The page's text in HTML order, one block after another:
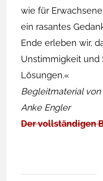
wie für
ein rasantes
Ende erleben wir,
Unstimmigkeit und
Lösungen.«
Begleitmaterial
Anke Engler
Der vollständigen